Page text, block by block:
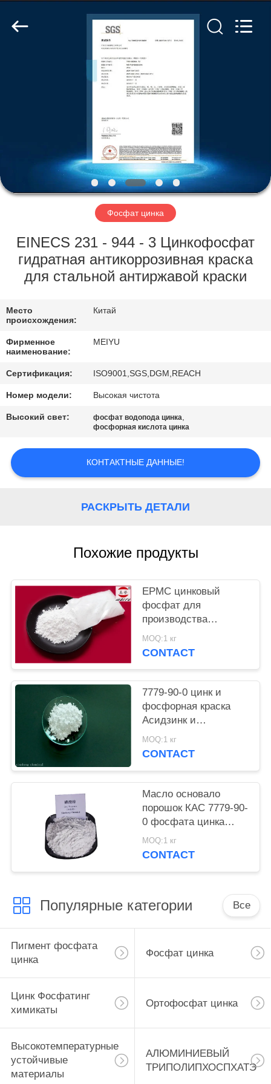
ВИДЕОЗАПИСИ
О
НАС
ЭКСКУРСИЯ
ПО
ЗАВОДУ
КОНТРОЛЬ
КАЧЕСТВА
СВЯЖИТЕСЬ
С
НАМИ
ЗАПРОСИТЕ
ЦИТАТУ
POLICY
Rights
Reserved.
Фосфат цинка
EINECS 231 - 944 - 3 Цинкофосфат
гидратная антикоррозивная краска
для стальной антиржавой краски
Место
происхождения:
Китай
Фирменное
наименование:
MEIYU
Сертификация: ISO9001,SGS,DGM,REACH
Номер модели: Высокая чистота
Высокий свет: фосфат водопода цинка,
фосфорная кислота цинка
КОНТАКТНЫЕ ДАННЫЕ!
РАСКРЫТЬ ДЕТАЛИ
Похожие продукты
EPMC цинковый
фосфат для
производства
водяной краски с
низким содержанием
краской
MOQ:1 кг
CONTACT
7779-90-0 цинк и
фосфорная краска
Асидзинк и
фосфорной кислоты
анти- въедливая для
MOQ:1 кг
CONTACT
Масло основало
порошок КАС 7779-90-
0 фосфата цинка
краски для корабля и
стальные структуры
MOQ:1 кг
CONTACT
Популярные категории Все
Пигмент фосфата
цинка
Фосфат цинка
Цинк Фосфатинг
химикаты
Ортофосфат цинка
Высокотемпературные
устойчивые
материалы
АЛЮМИНИЕВЫЙ
ТРИПОЛИПХОСПХАТЭ